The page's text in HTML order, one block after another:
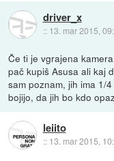
driver_x
:: 13. mar 2015,
Če ti je vgrajena
pač kupiš Asusa ali kaj
sam poznam, jih ima 1/
bojijo, da jih bo kdo
leiito
:: 13. mar 2015,